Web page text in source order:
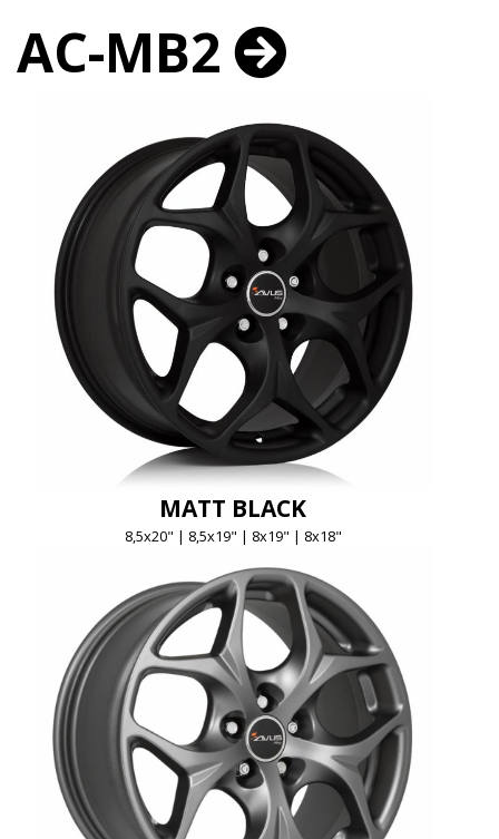
AC-MB2
MATT BLACK
8,5x20" | 8,5x19" | 8x19" | 8x18"